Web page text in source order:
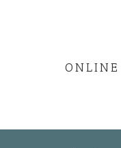
ONLINE